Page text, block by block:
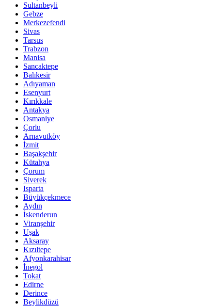
Sultanbeyli
Gebze
Merkezefendi
Sivas
Tarsus
Trabzon
Manisa
Sancaktepe
Balıkesir
Adıyaman
Esenyurt
Kırıkkale
Antakya
Osmaniye
Çorlu
Arnavutköy
İzmit
Başakşehir
Kütahya
Çorum
Siverek
Isparta
Büyükçekmece
Aydın
İskenderun
Viranşehir
Uşak
Aksaray
Kızıltepe
Afyonkarahisar
İnegol
Tokat
Edirne
Derince
Beylikdüzü